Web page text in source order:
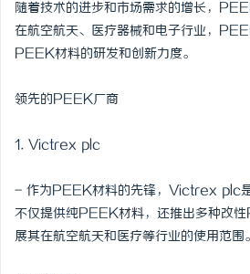
随着技术的进步和市场需求的增长，
在航空航天、医疗器械和电子行业，
PEEK材料的研发和创新力度。
领先的PEEK厂商
1. Victrex plc
- 作为PEEK材料的先锋，Victrex plc是
不仅提供纯PEEK材料，还推出多种改
展其在航空航天和医疗等行业的使用范围。